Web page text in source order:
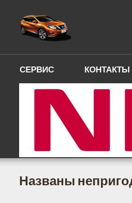
СЕРВИС КОНТАКТЫ
Названы